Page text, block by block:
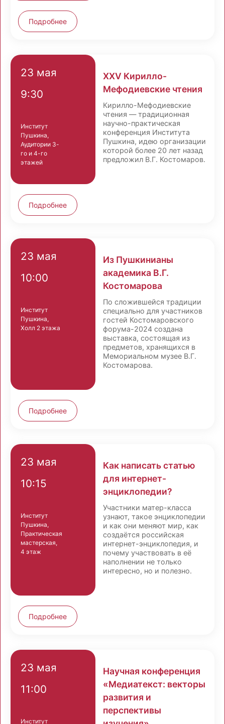
Подробнее
23 мая
9:30
Институт
Пушкина,
Аудитории 3-
го и 4-го
этажей
XXV Кирилло-
Мефодиевские чтения
Кирилло-Мефодиевские
чтения — традиционная
научно-практическая
конференция Института
Пушкина, идею организации
которой более 20 лет назад
предложил В.Г. Костомаров.
Подробнее
23 мая
10:00
Институт
Пушкина,
Холл 2 этажа
Из Пушкинианы
академика В.Г.
Костомарова
По сложившейся традиции
специально для участников
гостей Костомаровского
форума-2024 создана
выставка, состоящая из
предметов, хранящихся в
Мемориальном музее В.Г.
Костомарова.
Подробнее
23 мая
10:15
Институт
Пушкина,
Практическая
мастерская,
4 этаж
Как написать статью
для интернет-
энциклопедии?
Участники матер-класса
узнают, такое энциклопедии
и как они меняют мир, как
создаётся российская
интернет-энциклопедия, и
почему участвовать в её
наполнении не только
интересно, но и полезно.
Подробнее
23 мая
11:00
Институт
Научная конференция
«Медиатекст: векторы
развития и
перспективы